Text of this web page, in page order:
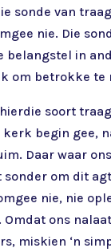
sonde van
nie. Die
belangstel in
om betrokke te
soort
kerk begin gee,
Daar waar
sonder om dit
nie, nie
Omdat ons
miskien ‘n